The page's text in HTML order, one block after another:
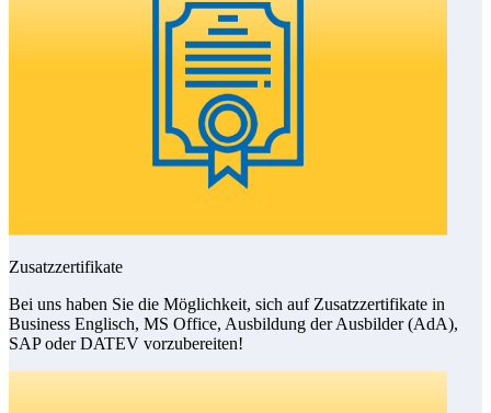
Zusatzzertifikate
Bei uns haben Sie die Möglichkeit, sich auf Zusatzzertifikate in
Business Englisch, MS Office, Ausbildung der Ausbilder (AdA),
SAP oder DATEV vorzubereiten!